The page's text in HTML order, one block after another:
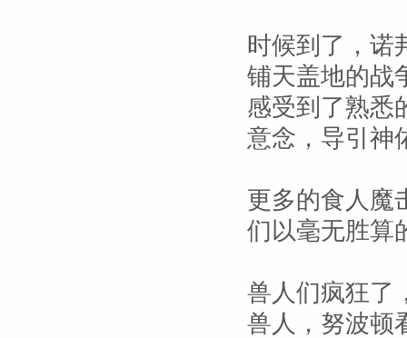
时候到了，诺
铺天盖地的战
感受到了熟悉
意念，导引神
更多的食人魔
们以毫无胜算
兽人们疯狂了
兽人，努波顿